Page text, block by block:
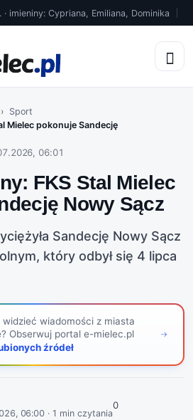
imieniny: Cypriana, Emiliana, Dominika
Sport
Mielec pokonuje Sandecję
06:01
FKS Stal Mielec
Nowy Sącz
Sandecję Nowy Sącz
który odbył się 4 lipca
wiadomości z miasta
Obserwuj portal e-mielec.pl
źródeł
oknie
06:00· 1 min czytania
0